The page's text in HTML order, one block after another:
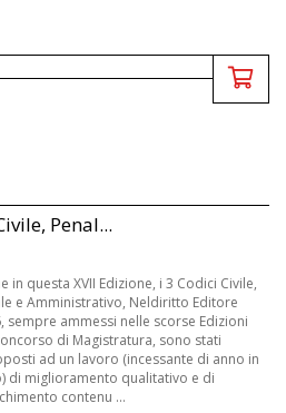
Penal...
in questa XVII Edizione, i 3 Codici Civile,
e Amministrativo, Neldiritto Editore
sempre ammessi nelle scorse Edizioni
di Magistratura, sono stati
ad un lavoro (incessante di anno in
di miglioramento qualitativo e di
contenu ...